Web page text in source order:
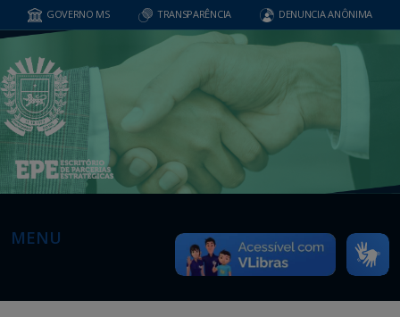
GOVERNO MS TRANSPARÊNCIA DENUNCIA ANÔNIMA
MENU